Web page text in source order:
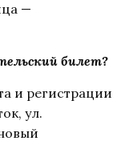
—
билет?
и регистрации
ул.